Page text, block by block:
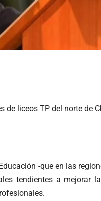
de liceos TP del norte de
-que en las
tendientes a mejorar